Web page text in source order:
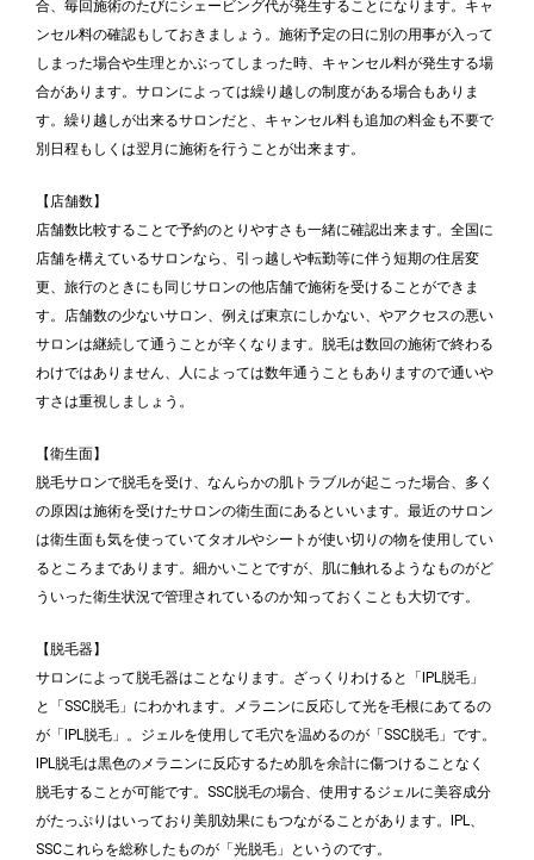
合、毎回施術のたびにシェービング代が発生することになります。キャ
ンセル料の確認もしておきましょう。施術予定の日に別の用事が入って
しまった場合や生理とかぶってしまった時、キャンセル料が発生する場
合があります。サロンによっては繰り越しの制度がある場合もありま
す。繰り越しが出来るサロンだと、キャンセル料も追加の料金も不要で
別日程もしくは翌月に施術を行うことが出来ます。
【店舗数】
店舗数比較することで予約のとりやすさも一緒に確認出来ます。全国に
店舗を構えているサロンなら、引っ越しや転勤等に伴う短期の住居変
更、旅行のときにも同じサロンの他店舗で施術を受けることができま
す。店舗数の少ないサロン、例えば東京にしかない、やアクセスの悪い
サロンは継続して通うことが辛くなります。脱毛は数回の施術で終わる
わけではありません、人によっては数年通うこともありますので通いや
すさは重視しましょう。
【衛生面】
脱毛サロンで脱毛を受け、なんらかの肌トラブルが起こった場合、多く
の原因は施術を受けたサロンの衛生面にあるといいます。最近のサロン
は衛生面も気を使っていてタオルやシートが使い切りの物を使用してい
るところまであります。細かいことですが、肌に触れるようなものがど
ういった衛生状況で管理されているのか知っておくことも大切です。
【脱毛器】
サロンによって脱毛器はことなります。ざっくりわけると「IPL脱毛」
と「SSC脱毛」にわかれます。メラニンに反応して光を毛根にあてるの
が「IPL脱毛」。ジェルを使用して毛穴を温めるのが「SSC脱毛」です。
IPL脱毛は黒色のメラニンに反応するため肌を余計に傷つけることなく
脱毛することが可能です。SSC脱毛の場合、使用するジェルに美容成分
がたっぷりはいっており美肌効果にもつながることがあります。IPL、
SSCこれらを総称したものが「光脱毛」というのです。